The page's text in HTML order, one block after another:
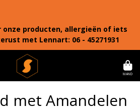
onze producten, allergieën of iets
met Lennart: 06 - 45271931
MAND
met Amandelen